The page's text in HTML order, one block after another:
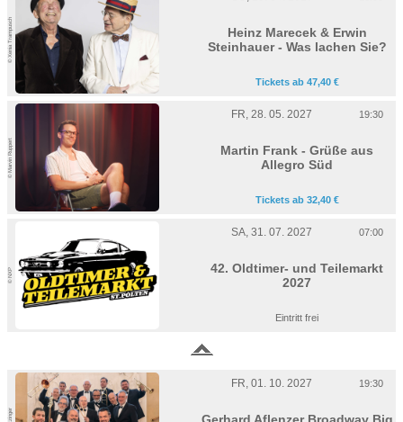
© Xenia Trampusch
Heinz Marecek & Erwin
Steinhauer - Was lachen Sie?
Tickets ab 47,40 €
© Marvin Ruppert
FR, 28. 05. 2027 19:30
Martin Frank - Grüße aus
Allegro Süd
Tickets ab 32,40 €
© NXP
SA, 31. 07. 2027 07:00
42. Oldtimer- und Teilemarkt
2027
Eintritt frei
FR, 01. 10. 2027 19:30